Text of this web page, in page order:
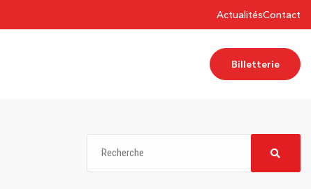
ActualitésContact
Billetterie